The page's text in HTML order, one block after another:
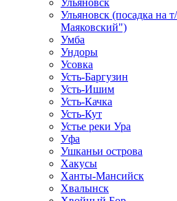
Ульяновск
Ульяновск (посадка на
Маяковский")
Умба
Ундоры
Усовка
Усть-Баргузин
Усть-Ишим
Усть-Качка
Усть-Кут
Устье реки Ура
Уфа
Ушканьи острова
Хакусы
Ханты-Мансийск
Хвалынск